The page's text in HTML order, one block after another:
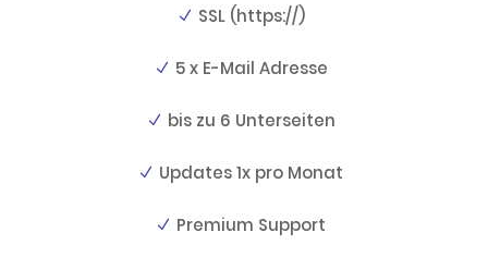
SSL (https://)
5 x E-Mail Adresse
bis zu 6 Unterseiten
Updates 1x pro Monat
Premium Support